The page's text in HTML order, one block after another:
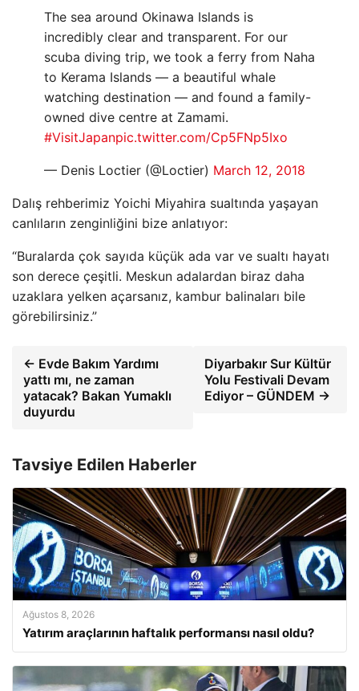
The sea around Okinawa Islands is
incredibly clear and transparent. For our
scuba diving trip, we took a ferry from Naha
to Kerama Islands — a beautiful whale
watching destination — and found a family-
owned dive centre at Zamami.
#VisitJapanpic.twitter.com/Cp5FNp5Ixo
— Denis Loctier (@Loctier) March 12, 2018
Dalış rehberimiz Yoichi Miyahira sualtında yaşayan
canlıların zenginliğini bize anlatıyor:
“Buralarda çok sayıda küçük ada var ve sualtı hayatı
son derece çeşitli. Meskun adalardan biraz daha
uzaklara yelken açarsanız, kambur balinaları bile
görebilirsiniz.”
← Evde Bakım Yardımı
yattı mı, ne zaman
yatacak? Bakan Yumaklı
duyurdu
Diyarbakır Sur Kültür
Yolu Festivali Devam
Ediyor – GÜNDEM →
Tavsiye Edilen Haberler
Ağustos 8, 2026
Yatırım araçlarının haftalık performansı nasıl oldu?